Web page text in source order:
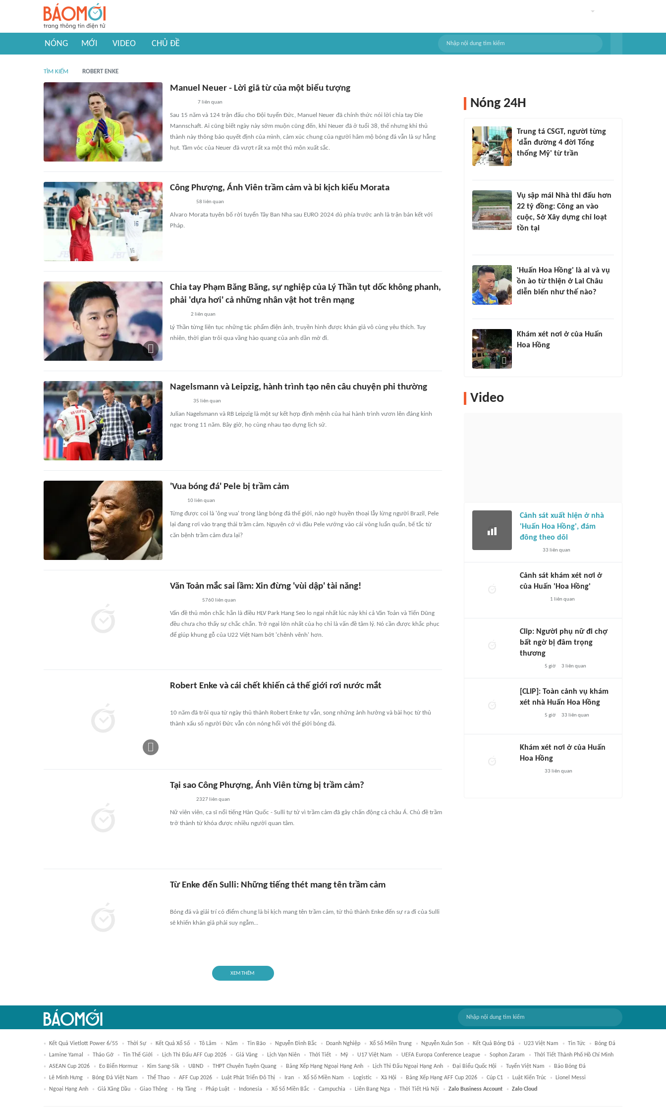
NÓNG MỚI VIDEO CHỦ ĐỀ
TÌM KIẾM ROBERT ENKE
Manuel Neuer - Lời giã từ của một biểu tượng
7 liên quan
Sau 15 năm và 124 trận đấu cho Đội tuyển Đức, Manuel Neuer đã chính thức nói lời chia tay Die
Mannschaft. Ai cũng biết ngày này sớm muộn cũng đến, khi Neuer đã ở tuổi 38, thế nhưng khi thủ
thành này thông báo quyết định của mình, cảm xúc chung của người hâm mộ bóng đá vẫn là sự hẫng
hụt. Tầm vóc của Neuer đã vượt rất xa một thủ môn xuất sắc.
Công Phượng, Ánh Viên trầm cảm và bi kịch kiểu Morata
58 liên quan
Alvaro Morata tuyên bố rời tuyển Tây Ban Nha sau EURO 2024 dù phía trước anh là trận bán kết với
Pháp.
Chia tay Phạm Băng Băng, sự nghiệp của Lý Thần tụt dốc không phanh,
phải 'dựa hơi' cả những nhân vật hot trên mạng
2 liên quan
Lý Thần từng liên tục những tác phẩm điện ảnh, truyền hình được khán giả vô cùng yêu thích. Tuy
nhiên, thời gian trôi qua vầng hào quang của anh dần mờ đi.
Nagelsmann và Leipzig, hành trình tạo nên câu chuyện phi thường
35 liên quan
Julian Nagelsmann và RB Leipzig là một sự kết hợp định mệnh của hai hành trình vươn lên đáng kinh
ngạc trong 11 năm. Bây giờ, họ cùng nhau tạo dựng lịch sử.
'Vua bóng đá' Pele bị trầm cảm
10liên quan
Từng được coi là 'ông vua' trong làng bóng đá thế giới, nào ngờ huyền thoại lẫy lừng người Brazil, Pele
lại đang rơi vào trạng thái trầm cảm. Nguyên cớ vì đâu Pele vướng vào cái vòng luẩn quẩn, bế tắc từ
căn bệnh trầm cảm đưa lại?
Văn Toản mắc sai lầm: Xin đừng 'vùi dập' tài năng!
5760liên quan
Vấn đề thủ môn chắc hẳn là điều HLV Park Hang Seo lo ngại nhất lúc này khi cả Văn Toản và Tiến Dũng
đều chưa cho thấy sự chắc chắn. Trở ngại lớn nhất của họ chỉ là vấn đề tâm lý. Nó cần được khắc phục
để giúp khung gỗ của U22 Việt Nam bớt 'chênh vênh' hơn.
Robert Enke và cái chết khiến cả thế giới rơi nước mắt
10 năm đã trôi qua từ ngày thủ thành Robert Enke tự vẫn, song những ảnh hưởng và bài học từ thủ
thành xấu số người Đức vẫn còn nóng hổi với thế giới bóng đá.
Tại sao Công Phượng, Ánh Viên từng bị trầm cảm?
2327liên quan
Nữ viên viên, ca sĩ nổi tiếng Hàn Quốc - Sulli tự tử vì trầm cảm đã gây chấn động cả châu Á. Chủ đề trầm
trở thành từ khóa được nhiều người quan tâm.
Từ Enke đến Sulli: Những tiếng thét mang tên trầm cảm
Bóng đá và giải trí có điểm chung là bi kịch mang tên trầm cảm, từ thủ thành Enke đến sự ra đi của Sulli
sẽ khiến khán giả phải suy ngẫm...
XEM THÊM
Nóng 24H
Trung tá CSGT, người từng
'dẫn đường 4 đời Tổng
thống Mỹ' từ trần
Vụ sập mái Nhà thi đấu hơn
22 tỷ đồng: Công an vào
cuộc, Sở Xây dựng chỉ loạt
tồn tại
'Huấn Hoa Hồng' là ai và vụ
ồn ào từ thiện ở Lai Châu
diễn biến như thế nào?
Khám xét nơi ở của Huấn
Hoa Hồng
Video
Cảnh sát xuất hiện ở nhà
'Huấn Hoa Hồng', đám
đông theo dõi
33 liên quan
Cảnh sát khám xét nơi ở
của Huấn 'Hoa Hồng'
1 liên quan
Clip: Người phụ nữ đi chợ
bất ngờ bị đâm trọng
thương
5 giờ 3 liên quan
[CLIP]: Toàn cảnh vụ khám
xét nhà Huấn Hoa Hồng
5 giờ 33 liên quan
Khám xét nơi ở của Huấn
Hoa Hồng
33 liên quan
Kết Quả Vietlott Power 6/55 Thời Sự Kết Quả Xổ Số Tô Lâm Năm Tin Bão Nguyễn Đình Bắc Doanh Nghiệp Xổ Số Miền Trung Nguyễn Xuân Son Kết Quả Bóng Đá U23 Việt Nam Tin Tức
Bóng Đá
Lamine Yamal
Tháo Gỡ Tin Thế Giới Lịch Thi Đấu AFF Cup 2026 Giá Vàng Lịch Vạn Niên Thời Tiết Mỹ U17 Việt Nam UEFA Europa Conference League Sophon Zaram
Thời Tiết Thành Phố Hồ Chí Minh
ASEAN Cup 2026
Eo Biển Hormuz Kim Sang-Sik UBND THPT Chuyên Tuyên Quang Bảng Xếp Hạng Ngoại Hạng Anh Lịch Thi Đấu Ngoại Hạng Anh Đại Biểu Quốc Hội Tuyển Việt Nam
Báo Bóng Đá
Lê Minh Hưng
Bóng Đá Việt Nam Thể Thao AFF Cup 2026 Luật Phát Triển Đô Thị Iran Xổ Số Miền Nam Logistic Xã Hội Bảng Xếp Hạng AFF Cup 2026 Cúp C1 Luật Kiến Trúc
Lionel Messi
Ngoại Hạng Anh
Giá Xăng Dầu Giao Thông Hạ Tầng Pháp Luật Indonesia Xổ Số Miền Bắc Campuchia Liên Bang Nga Thời Tiết Hà Nội Zalo Business Account Zalo Cloud